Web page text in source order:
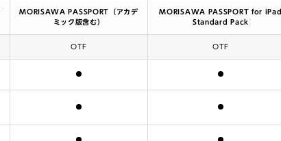
MORISAWA PASSPORT（アカデ
ミック版含む）
MORISAWA PASSPORT for iPad
Standard Pack
OTF OTF